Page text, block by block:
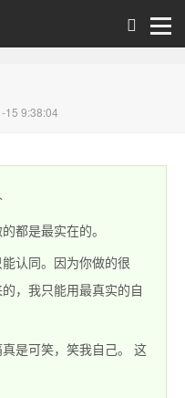
15 9:38:04
都是最实在的。
认同。因为你做的很
，我只能用最真实的自
是可笑，笑我自己。 这